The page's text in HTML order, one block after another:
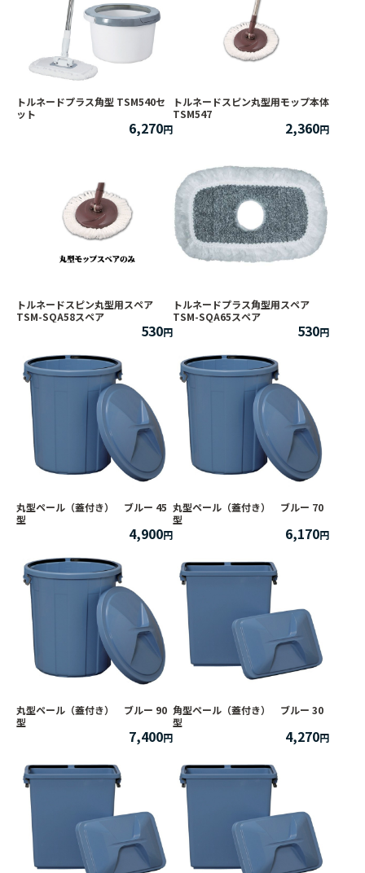
トルネードプラス角型 TSM540セ
ット
6,270
トルネードスピン丸型用モップ本体
TSM547
2,360
トルネードスピン丸型用スペア
TSM-SQA58スペア
530
トルネードプラス角型用スペア
TSM-SQA65スペア
530
丸型ペール（蓋付き） ブルー 45
型
4,900
丸型ペール（蓋付き） ブルー 70
型
6,170
丸型ペール（蓋付き） ブルー 90
型
7,400
角型ペール（蓋付き） ブルー 30
型
4,270